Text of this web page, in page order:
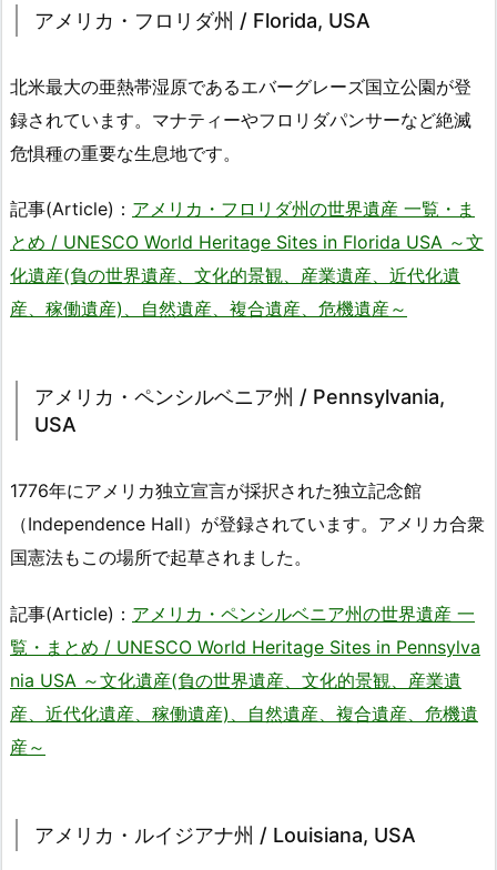
アメリカ・フロリダ州 / Florida, USA
北米最大の亜熱帯湿原であるエバーグレーズ国立公園が登
録されています。マナティーやフロリダパンサーなど絶滅
危惧種の重要な生息地です。
記事(Article)： アメリカ・フロリダ州の世界遺産 一覧・ま
とめ / UNESCO World Heritage Sites in Florida USA ～文
化遺産(負の世界遺産、文化的景観、産業遺産、近代化遺
産、稼働遺産)、自然遺産、複合遺産、危機遺産～
アメリカ・ペンシルベニア州 / Pennsylvania,
USA
1776年にアメリカ独立宣言が採択された独立記念館
（Independence Hall）が登録されています。アメリカ合衆
国憲法もこの場所で起草されました。
記事(Article)： アメリカ・ペンシルベニア州の世界遺産 一
覧・まとめ / UNESCO World Heritage Sites in Pennsylva
nia USA ～文化遺産(負の世界遺産、文化的景観、産業遺
産、近代化遺産、稼働遺産)、自然遺産、複合遺産、危機遺
産～
アメリカ・ルイジアナ州 / Louisiana, USA